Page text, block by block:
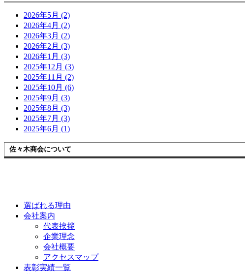
2026年5月 (2)
2026年4月 (2)
2026年3月 (2)
2026年2月 (3)
2026年1月 (3)
2025年12月 (3)
2025年11月 (2)
2025年10月 (6)
2025年9月 (3)
2025年8月 (3)
2025年7月 (3)
2025年6月 (1)
佐々木商会について
選ばれる理由
会社案内
代表挨拶
企業理念
会社概要
アクセスマップ
表彰実績一覧